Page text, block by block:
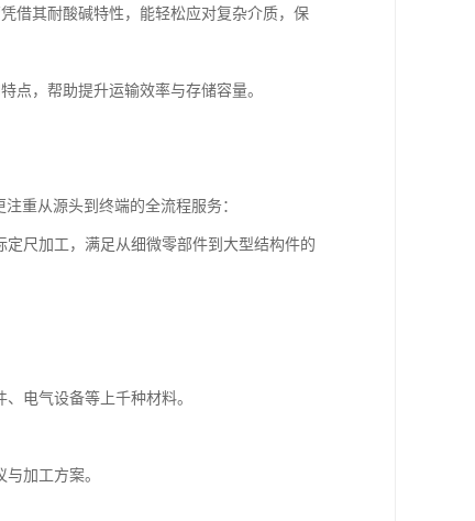
借其耐酸碱特性，能轻松应对复杂介质，保
点，帮助提升运输效率与存储容量。
重从源头到终端的全流程服务：
尺加工，满足从细微零部件到大型结构件的
电气设备等上千种材料。
加工方案。